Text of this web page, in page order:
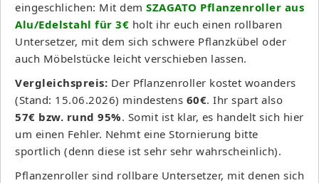
eingeschlichen: Mit dem SZAGATO Pflanzenroller aus
Alu/Edelstahl für 3€ holt ihr euch einen rollbaren
Untersetzer, mit dem sich schwere Pflanzkübel oder
auch Möbelstücke leicht verschieben lassen.
Vergleichspreis: Der Pflanzenroller kostet woanders
(Stand: 15.06.2026) mindestens 60€. Ihr spart also
57€ bzw. rund 95%. Somit ist klar, es handelt sich hier
um einen Fehler. Nehmt eine Stornierung bitte
sportlich (denn diese ist sehr sehr wahrscheinlich).
Pflanzenroller sind rollbare Untersetzer, mit denen sich